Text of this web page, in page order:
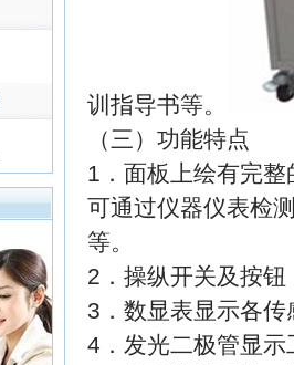
训指导书等。
（三）功能特点
1．面板上绘有完
可通过仪器仪表检
等。
2．操纵开关及按
3．数显表显示各
4．发光二极管显